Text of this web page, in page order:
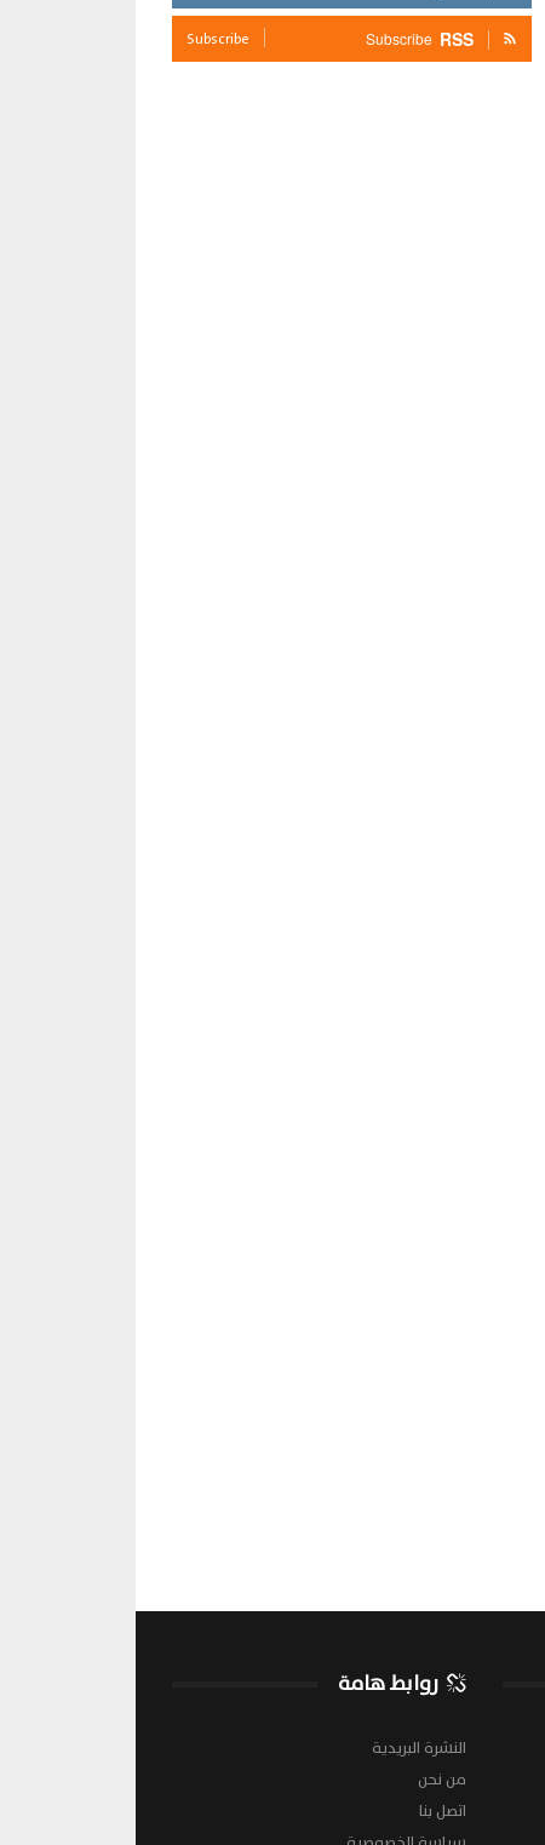
RSS
Subscribe
Subscribe
روابط هامة
النشرة البريدية
من نحن
اتصل بنا